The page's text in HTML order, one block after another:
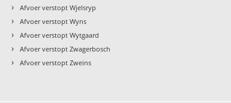
› Afvoer verstopt Wjelsryp
› Afvoer verstopt Wyns
› Afvoer verstopt Wytgaard
› Afvoer verstopt Zwagerbosch
› Afvoer verstopt Zweins